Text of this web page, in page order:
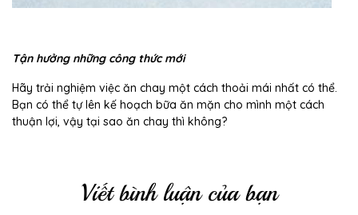
Tận hưởng những công thức mới
Hãy trải nghiệm việc ăn chay một cách thoải mái nhất có thể.
Bạn có thể tự lên kế hoạch bữa ăn mặn cho mình một cách
thuận lợi, vậy tại sao ăn chay thì không?
Viết bình luận của bạn